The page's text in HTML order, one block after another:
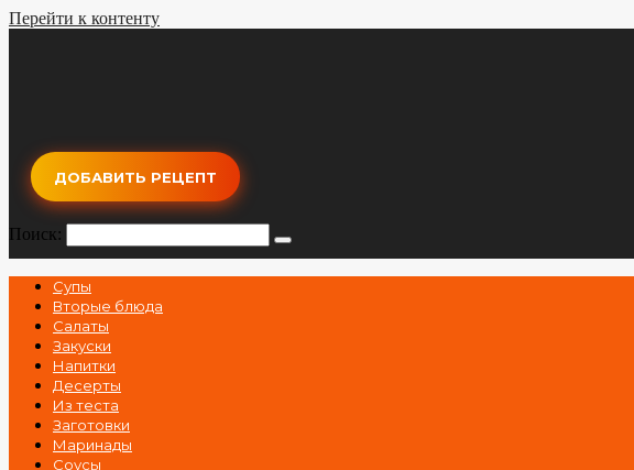
Перейти к контенту
ДОБАВИТЬ РЕЦЕПТ
Поиск:
Супы
Вторые блюда
Салаты
Закуски
Напитки
Десерты
Из теста
Заготовки
Маринады
Соусы